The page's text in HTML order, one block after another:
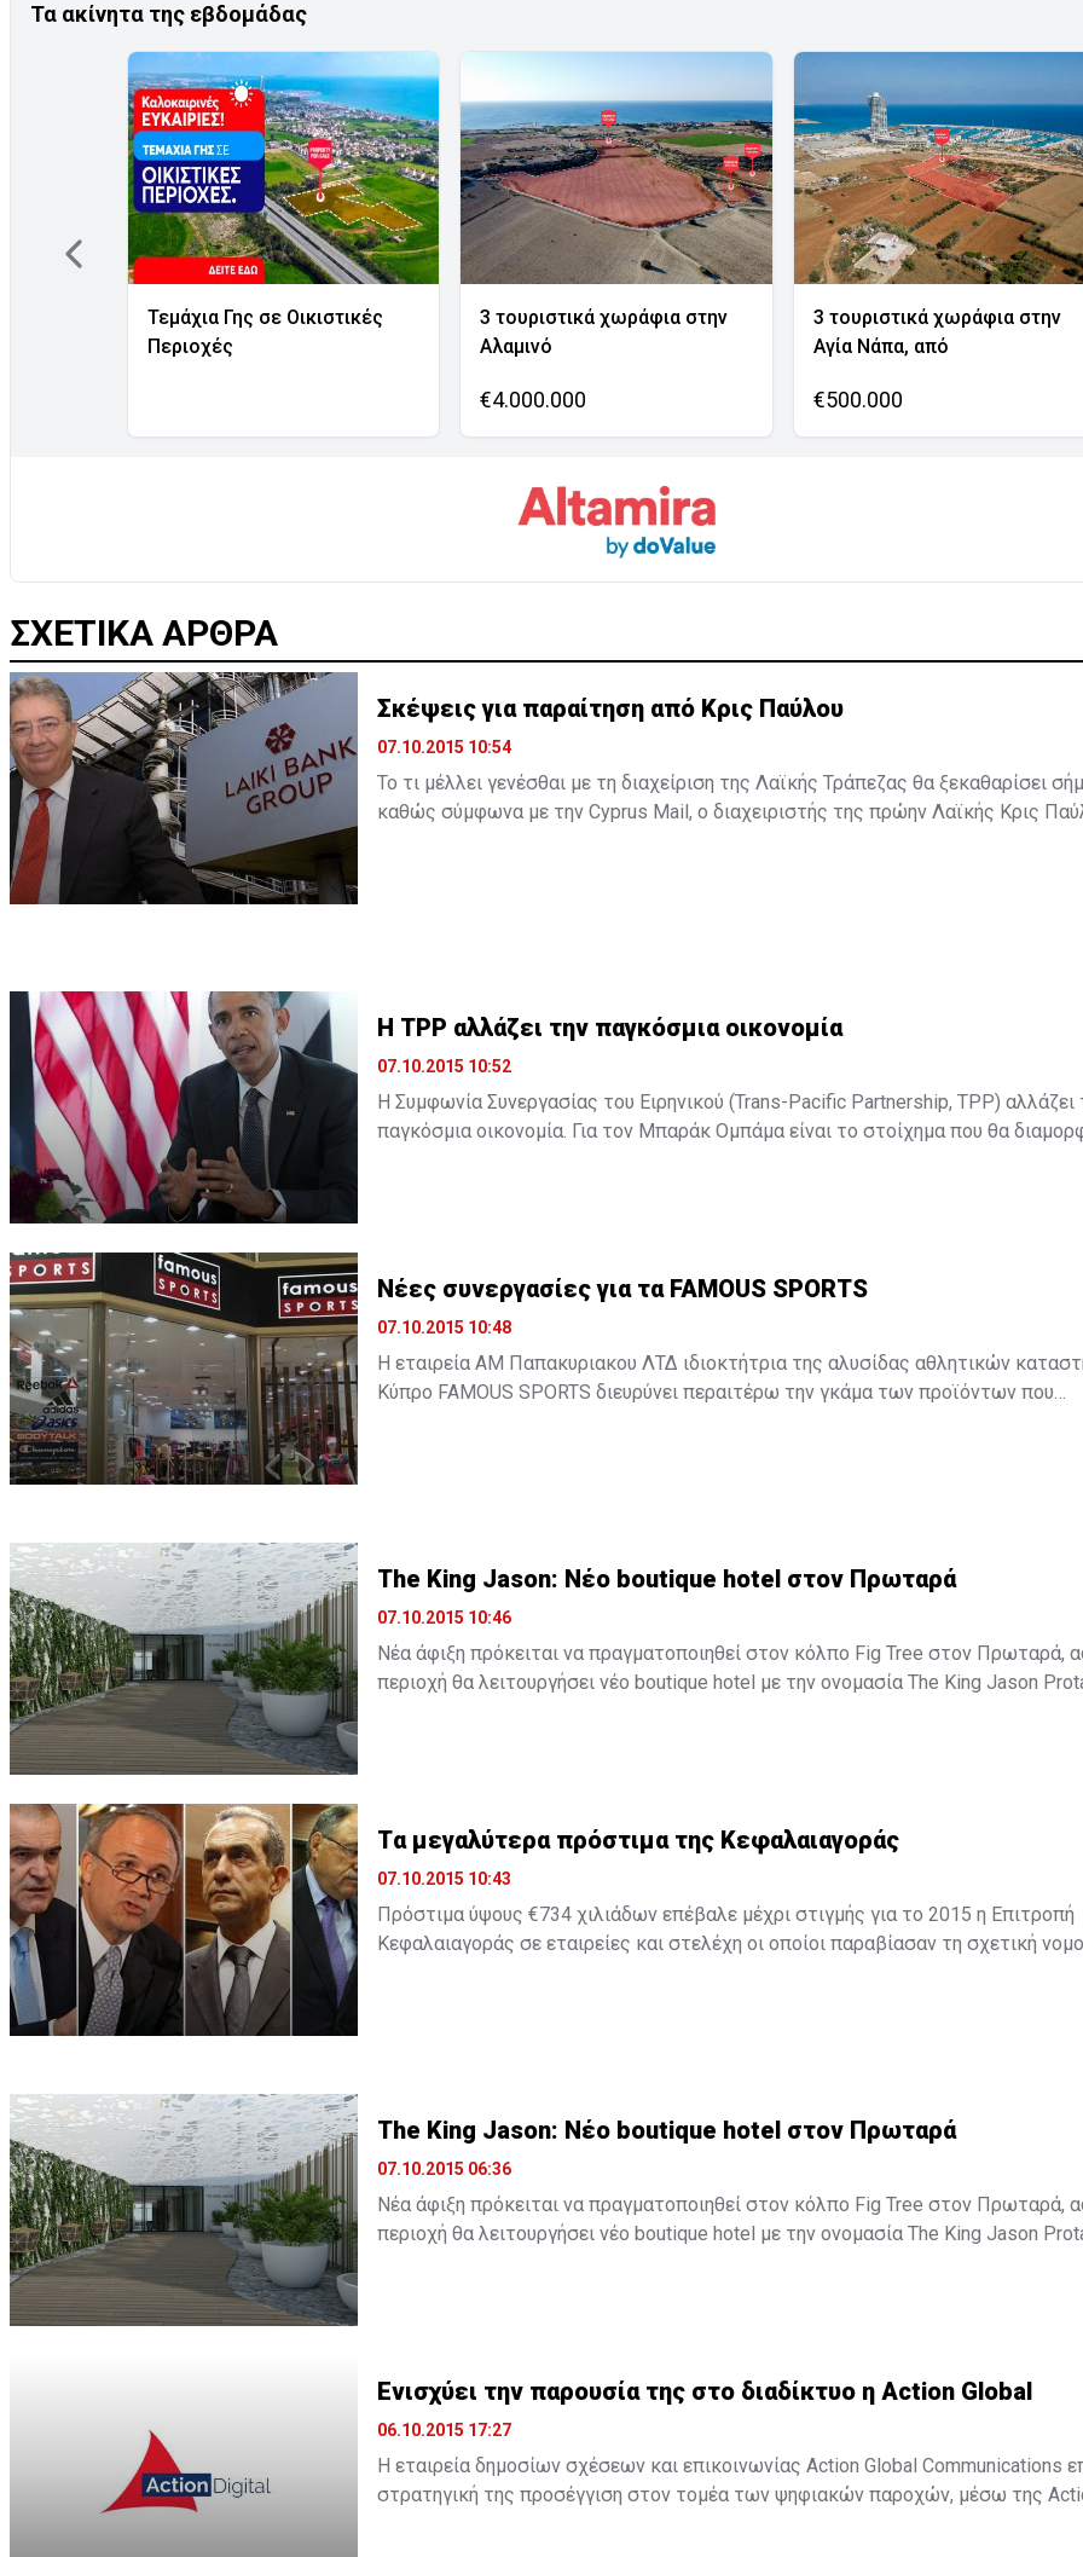
Τα ακίνητα της εβδομάδας
Τεμάχια Γης σε Οικιστικές
Περιοχές
3 τουριστικά χωράφια στην
Αλαμινό
€4.000.000
3 τουριστικά χωράφια στην
Αγία Νάπα, από
€500.000
ΣΧΕΤΙΚΑ ΑΡΘΡΑ
Σκέψεις για παραίτηση από Κρις Παύλου
07.10.2015 10:54
Το τι μέλλει γενέσθαι με τη διαχείριση της Λαϊκής Τράπεζας θα ξεκαθαρίσει
καθώς σύμφωνα με την Cyprus Mail, ο διαχειριστής της πρώην Λαϊκής Κρις
H TPP αλλάζει την παγκόσμια οικονομία
07.10.2015 10:52
Η Συμφωνία Συνεργασίας του Ειρηνικού (Trans-Pacific Partnership, TPP) αλλάζει
παγκόσμια οικονομία. Για τον Μπαράκ Ομπάμα είναι το στοίχημα που θα
Νέες συνεργασίες για τα FAMOUS SPORTS
07.10.2015 10:48
Η εταιρεία ΑΜ Παπακυριακου ΛΤΔ ιδιοκτήτρια της αλυσίδας αθλητικών
Κύπρο FAMOUS SPORTS διευρύνει περαιτέρω την γκάμα των προϊόντων που
The King Jason: Νέο boutique hotel στον Πρωταρά
07.10.2015 10:46
Νέα άφιξη πρόκειται να πραγματοποιηθεί στον κόλπο Fig Tree στον Πρωταρά,
περιοχή θα λειτουργήσει νέο boutique hotel με την ονομασία The King Jason
Tα μεγαλύτερα πρόστιμα της Κεφαλαιαγοράς
07.10.2015 10:43
Πρόστιμα ύψους €734 χιλιάδων επέβαλε μέχρι στιγμής για το 2015 η Επιτροπή
Κεφαλαιαγοράς σε εταιρείες και στελέχη οι οποίοι παραβίασαν τη σχετική
The King Jason: Νέο boutique hotel στον Πρωταρά
07.10.2015 06:36
Νέα άφιξη πρόκειται να πραγματοποιηθεί στον κόλπο Fig Tree στον Πρωταρά,
περιοχή θα λειτουργήσει νέο boutique hotel με την ονομασία The King Jason
Ενισχύει την παρουσία της στο διαδίκτυο η Action Global
06.10.2015 17:27
Η εταιρεία δημοσίων σχέσεων και επικοινωνίας Action Global Communications
στρατηγική της προσέγγιση στον τομέα των ψηφιακών παροχών, μέσω της